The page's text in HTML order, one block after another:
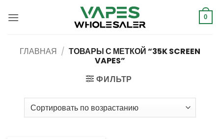
0
ГЛАВНАЯ / ТОВАРЫ С МЕТКОЙ “35K SCREEN
VAPES”
ФИЛЬТР